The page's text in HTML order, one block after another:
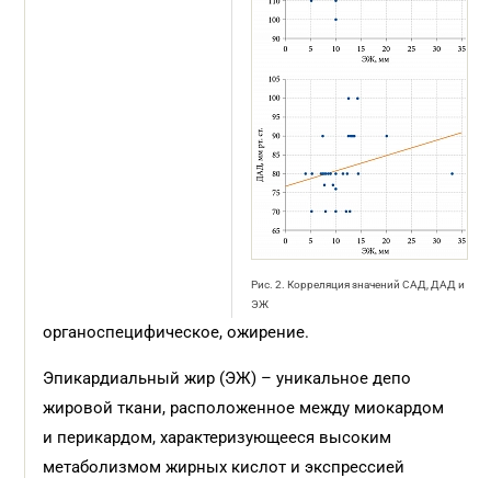
Рис. 2. Корреляция значений САД, ДАД и
ЭЖ
органоспецифическое, ожирение.
Эпикардиальный жир (ЭЖ) – уникальное депо
жировой ткани, расположенное между миокардом
и перикардом, характеризующееся высоким
метаболизмом жирных кислот и экспрессией